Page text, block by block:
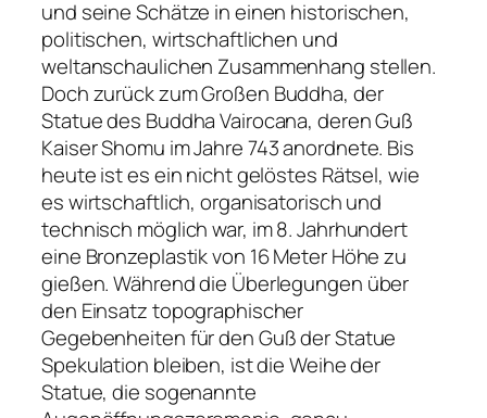
und seine Schätze in einen historischen,
politischen, wirtschaftlichen und
weltanschaulichen Zusammenhang stellen.
Doch zurück zum Großen Buddha, der
Statue des Buddha Vairocana, deren Guß
Kaiser Shomu im Jahre 743 anordnete. Bis
heute ist es ein nicht gelöstes Rätsel, wie
es wirtschaftlich, organisatorisch und
technisch möglich war, im 8. Jahrhundert
eine Bronzeplastik von 16 Meter Höhe zu
gießen. Während die Überlegungen über
den Einsatz topographischer
Gegebenheiten für den Guß der Statue
Spekulation bleiben, ist die Weihe der
Statue, die sogenannte